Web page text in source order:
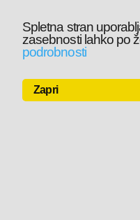
Spletna stran
zasebnosti lahko po
podrobnosti
Zapri